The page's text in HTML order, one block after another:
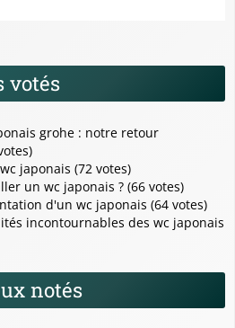
votés
grohe : notre retour
japonais (72 votes)
un wc japonais ? (66 votes)
d'un wc japonais (64 votes)
incontournables des wc japonais
notés